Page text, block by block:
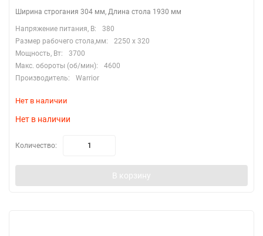
Ширина строгания 304 мм, Длина стола 1930 мм
Напряжение питания, В:
380
Размер рабочего стола,мм:
2250 х 320
Мощность, Вт:
3700
Макс. обороты (об/мин):
4600
Производитель:
Warrior
Нет в наличии
Нет в наличии
Количество:
В корзину